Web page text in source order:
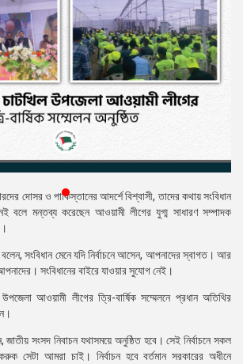
দোসর ও পাকিস্তানের আদর্শে বিশ্বাসী, তাদের কথায় সংবিধান
বলে মন্তব্য করেছেন আওয়ামী লীগের যুগ্ম সাধারণ সম্পাদক
বলেন, সংবিধান মেনে যদি নির্বাচনে আসেন, আপনাদের স্বাগত। আর
সংবিধানের বাইরে যাওয়ার সুযোগ নেই।
উপজেলা আওয়ামী লীগের ত্রি-বার্ষিক সম্মেলনে প্রধান অতিথির
সংসদ নিবাচন যথাসময়ে অনুষ্ঠিত হবে। সেই নির্বাচনে সকল
সেটা আমরা চাই। নির্বাচন হবে বর্তমান সরকারের অধীনে